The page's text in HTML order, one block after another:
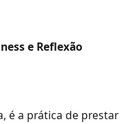
e Reflexão
é a prática de prestar